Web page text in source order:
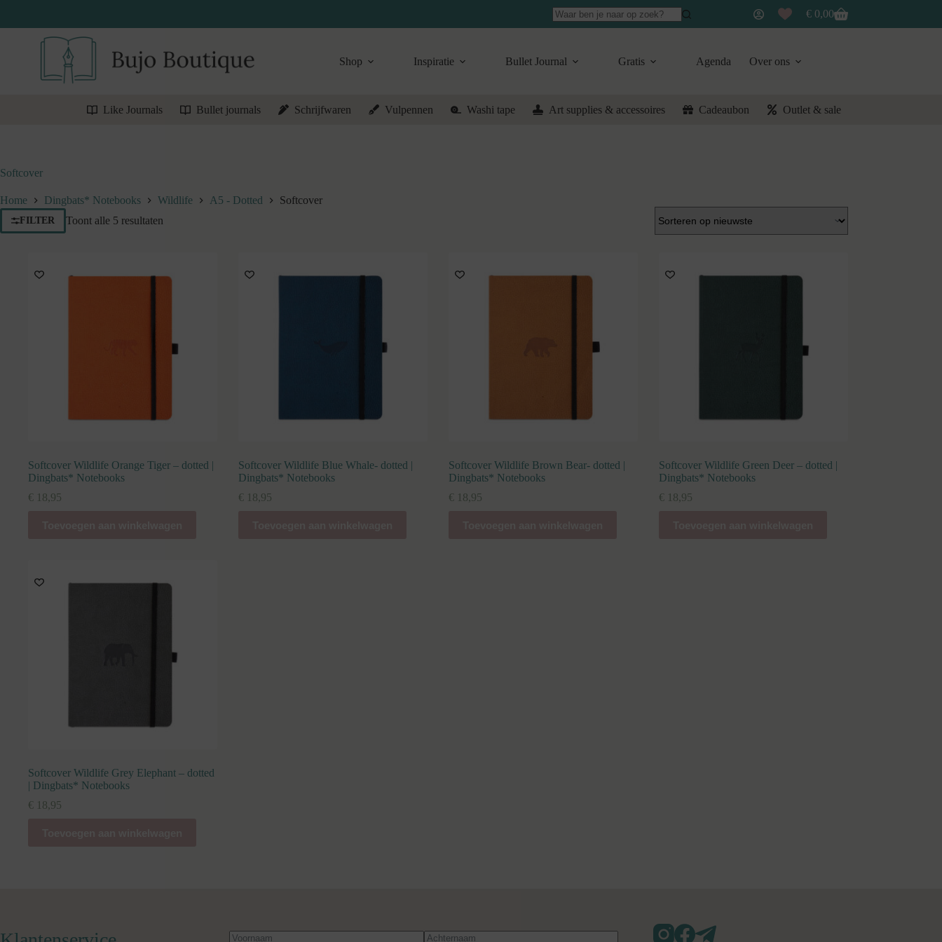
de
Geen
Winkelwagen
€0,00
Shop Inspiratie Bullet Journal Gratis Agenda Over ons
Like Journals Bullet journals Schrijfwaren Vulpennen Washi tape Art supplies & accessoires Cadeaubon Outlet & sale
Softcover
Home Dingbats* Notebooks Wildlife A5 - Dotted Softcover
FILTER Toont alle 5 resultaten
Softcover Wildlife Orange Tiger – dotted |
Dingbats* Notebooks
€ 18,95
Softcover Wildlife Blue Whale- dotted |
Dingbats* Notebooks
€ 18,95
Softcover Wildlife Brown Bear- dotted |
Dingbats* Notebooks
€ 18,95
Softcover Wildlife Green Deer – dotted |
Dingbats* Notebooks
€ 18,95
Softcover Wildlife Grey Elephant – dotted
| Dingbats* Notebooks
€ 18,95